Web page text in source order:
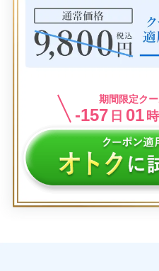
期間限定ク
-157 日 01